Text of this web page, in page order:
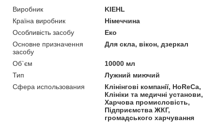
Виробник
KIEHL
Країна виробник
Німеччина
Особливість засобу
Еко
Основне призначення
засобу
Для скла, вікон, дзеркал
Об`єм
10000 мл
Тип
Лужний миючий
Сфера использования
Клінінгові компанії, HoReCa,
Клініки та медичні установи,
Харчова промисловість,
Підприємства ЖКГ,
громадського харчування